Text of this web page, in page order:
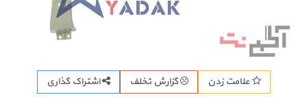
علامت زدن گزارش تخلف اشتراک گذاری